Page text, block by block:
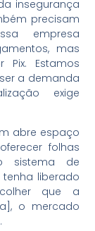
insegurança
precisam
empresa
mas
Estamos
a demanda
exige
abre espaço
folhas
sistema de
liberado
que a
o mercado